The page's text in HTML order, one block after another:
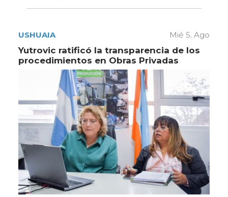
USHUAIA Mié 5. Ago
Yutrovic ratificó la transparencia de los
procedimientos en Obras Privadas